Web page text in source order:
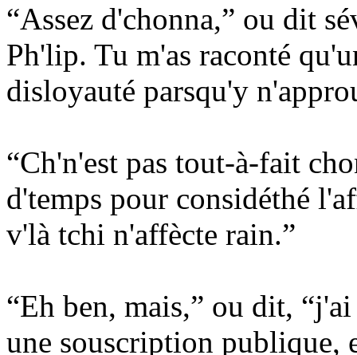
“Assez d'chonna,” ou dit
Ph'lip. Tu m'as raconté
disloyauté parsqu'y
“Ch'n'est pas tout-à-fait
d'temps pour considéthé
v'là tchi n'affècte rain.”
“Eh ben, mais,” ou dit,
une souscription publique,